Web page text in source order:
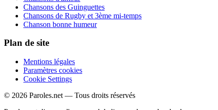
Chansons des Guinguettes
Chansons de Rugby et 3ème mi-temps
Chanson bonne humeur
Plan de site
Mentions légales
Paramètres cookies
Cookie Settings
© 2026 Paroles.net — Tous droits réservés